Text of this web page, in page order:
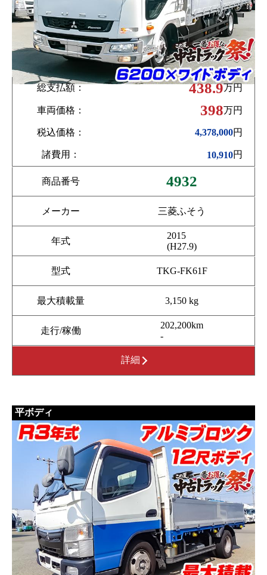
総支払額： 438.9万円
車両価格： 398万円
税込価格： 4,378,000円
諸費用： 10,910円
商品番号 4932
メーカー 三菱ふそう
年式
2015
(H27.9)
型式 TKG-FK61F
最大積載量 3,150 kg
走行/稼働
202,200km
-
詳細
平ボディ